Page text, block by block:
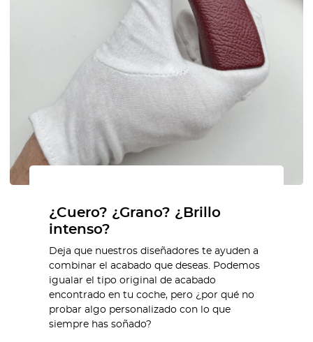
¿Cuero? ¿Grano? ¿Brillo
intenso?
Deja que nuestros diseñadores te ayuden a
combinar el acabado que deseas. Podemos
igualar el tipo original de acabado
encontrado en tu coche, pero ¿por qué no
probar algo personalizado con lo que
siempre has soñado?